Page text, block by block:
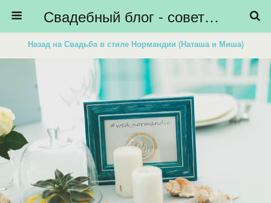
Свадебный блог - советы невестам, подготовка к свадьбе - HiBride
Назад на Свадьба в стиле Нормандии (Наташа и Миша)